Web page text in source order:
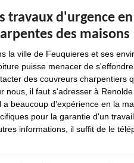
travaux d'urgence
des maisons
la ville de Feuquieres et ses
puisse menacer de
des couvreurs charpentiers
nous, il faut s'adresser à
a beaucoup d'expérience en la
pour la garantie d'un
informations, il suffit de le